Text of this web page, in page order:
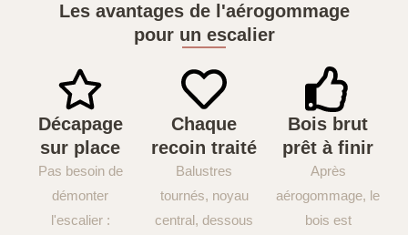
Les avantages de l'aérogommage
pour un escalier
Décapage
sur place
Pas besoin de
démonter
l'escalier :
Chaque
recoin traité
Balustres
tournés, noyau
central, dessous
Bois brut
prêt à finir
Après
aérogommage, le
bois est